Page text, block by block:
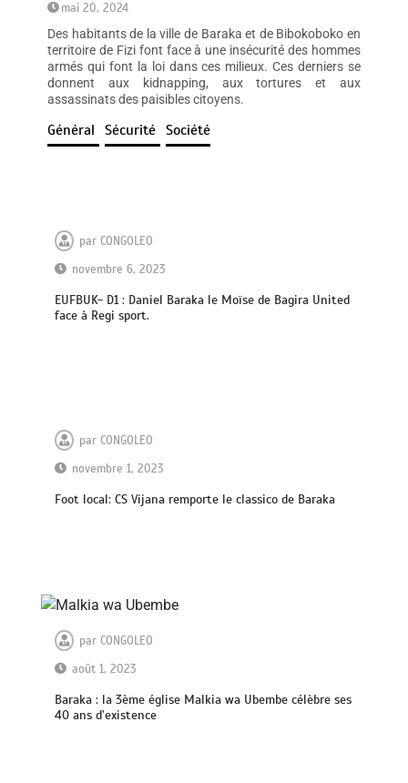
mai 20, 2024
Des habitants de la ville de Baraka et de Bibokoboko en
territoire de Fizi font face à une insécurité des hommes
armés qui font la loi dans ces milieux. Ces derniers se
donnent aux kidnapping, aux tortures et aux
assassinats des paisibles citoyens.
Général Sécurité Société
parCONGOLEO
novembre 6, 2023
EUFBUK- D1 : Daniel Baraka le Moïse de Bagira United
face à Regi sport.
parCONGOLEO
novembre 1, 2023
Foot local: CS Vijana remporte le classico de Baraka
parCONGOLEO
août 1, 2023
Baraka : la 3ème église Malkia wa Ubembe célèbre ses
40 ans d’existence